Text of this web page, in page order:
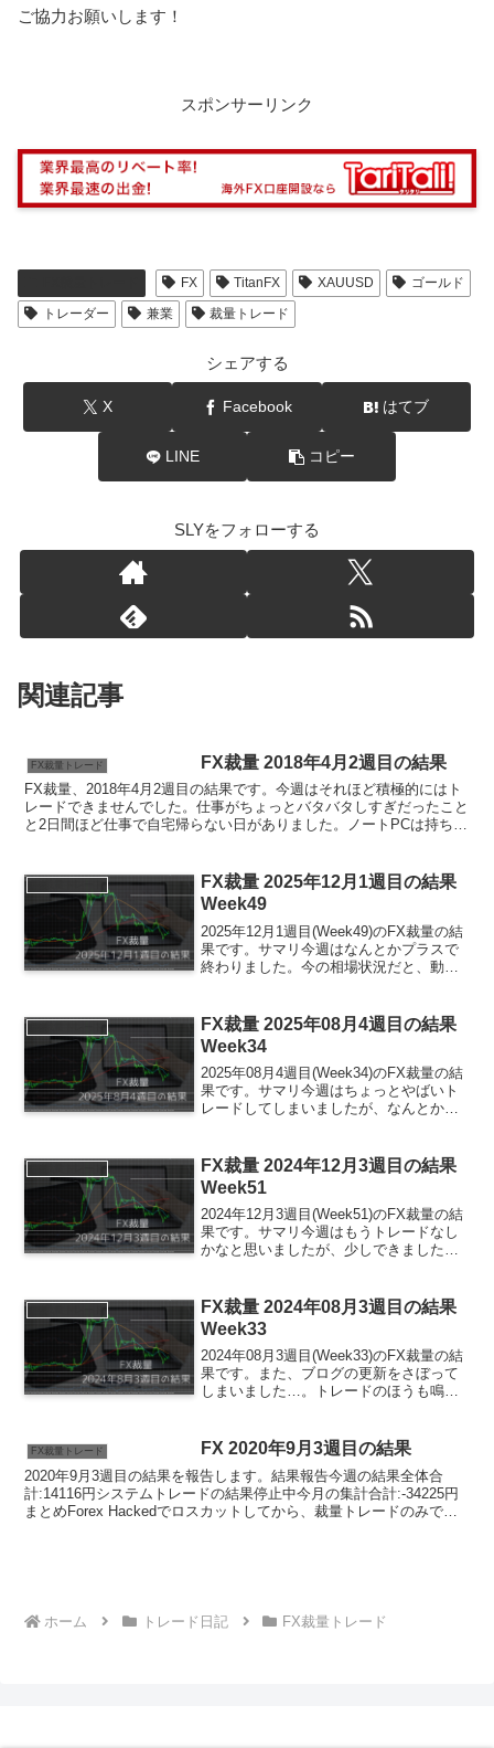
ご協力お願いします！
スポンサーリンク
FX TitanFX XAUUSD
ゴールド
トレーダー
兼業 裁量トレード
シェアする
X Facebook はてブ
LINE コピー
SLYをフォローする
関連記事
FX裁量トレード FX裁量 2018年4月2週目の結果
FX裁量、2018年4月2週目の結果です。今週はそれほど積極的にはト
レードできませんでした。仕事がちょっとバタバタしすぎだったこと
と2日間ほど仕事で自宅帰らない日がありました。ノートPCは持ち歩
FX裁量 2025年12月1週目の結果
Week49
2025年12月1週目(Week49)のFX裁量の結
果です。サマリ今週はなんとかプラスで
終わりました。今の相場状況だと、動き
自分は感じました。業者ごとTita...
FX裁量 2025年08月4週目の結果
Week34
2025年08月4週目(Week34)のFX裁量の結
果です。サマリ今週はちょっとやばいト
レードしてしまいましたが、なんとか勝
っているところをSで立ち向かってしまい
ました...
FX裁量 2024年12月3週目の結果
Week51
2024年12月3週目(Week51)のFX裁量の結
果です。サマリ今週はもうトレードなし
かなと思いましたが、少しできました。
あえず、負けなかったのでよかったで
す。来週は...
FX裁量 2024年08月3週目の結果
Week33
2024年08月3週目(Week33)のFX裁量の結
果です。また、ブログの更新をさぼって
しまいました…。トレードのほうも鳴か
普段通りの時間帯にトレードを行おうと
思えるタイミ...
FX裁量トレード FX 2020年9月3週目の結果
2020年9月3週目の結果を報告します。結果報告今週の結果全体合
計:14116円システムトレードの結果停止中今月の集計合計:-34225円
まとめForex Hackedでロスカットしてから、裁量トレードのみでル
ホーム トレード日記 FX裁量トレード